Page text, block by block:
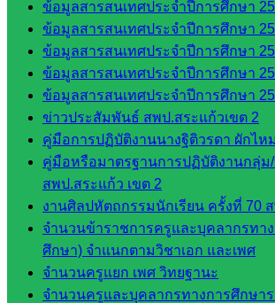
ข้อมูลสารสนเทศประจำปีการศึกษา
ข้อมูลสารสนเทศประจำปีการศึกษา
ข้อมูลสารสนเทศประจำปีการศึกษา
ข้อมูลสารสนเทศประจำปีการศึกษา
ข้อมูลสารสนเทศประจำปีการศึกษา
ข่าวประสัมพันธ์ สพป.สระแก้วเขต 2
คู่มือการปฏิบัติงานนางฐิติวรดา ผักไหม
คู่มือหรือมาตรฐานการปฏิบัติงานกลุ่ม
สพป.สระแก้ว เขต 2
งานศิลปหัตถกรรมนักเรียน ครั้งที่ 70
จำนวนข้าราชการครูและบุคลากรทา
ศึกษา) จำแนกตามวิชาเอก และเพศ
จำนวนครูแยก เพศ วิทยฐานะ
จำนวนครูและบุคลากรทางการศึกษาร
กลุ่ม
บริหาร
งาน
บุคคล
กลุ่ม
พัฒนาครู
และบุ
คลากรฯ
กลุ่มนิ
เทศ
ติดตาม
และประ
เมินผลฯ